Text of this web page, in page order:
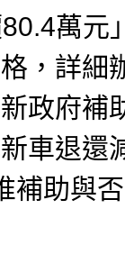
萬元
，詳細
政府補
車退還
補助與